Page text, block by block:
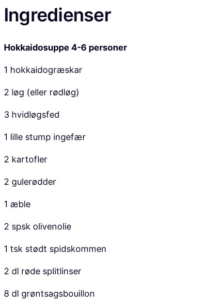
Ingredienser
Hokkaidosuppe 4-6 personer
1 hokkaidogræskar
2 løg (eller rødløg)
3 hvidløgsfed
1 lille stump ingefær
2 kartofler
2 gulerødder
1 æble
2 spsk olivenolie
1 tsk stødt spidskommen
2 dl røde splitlinser
8 dl grøntsagsbouillon